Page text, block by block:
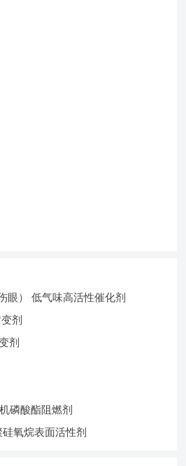
眼） 低气味高活性催化剂
剂
剂
磷酸酯阻燃剂
氧烷表面活性剂